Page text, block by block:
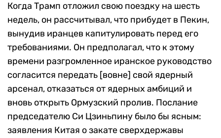
Когда Трамп отложил свою поездку на шесть
недель, он рассчитывал, что прибудет в Пекин,
вынудив иранцев капитулировать перед его
требованиями. Он предполагал, что к этому
времени разгромленное иранское руководство
согласится передать [вовне] свой ядерный
арсенал, отказаться от ядерных амбиций и
вновь открыть Ормузский пролив. Послание
председателю Си Цзиньпину было бы ясным:
заявления Китая о закате сверхдержавы